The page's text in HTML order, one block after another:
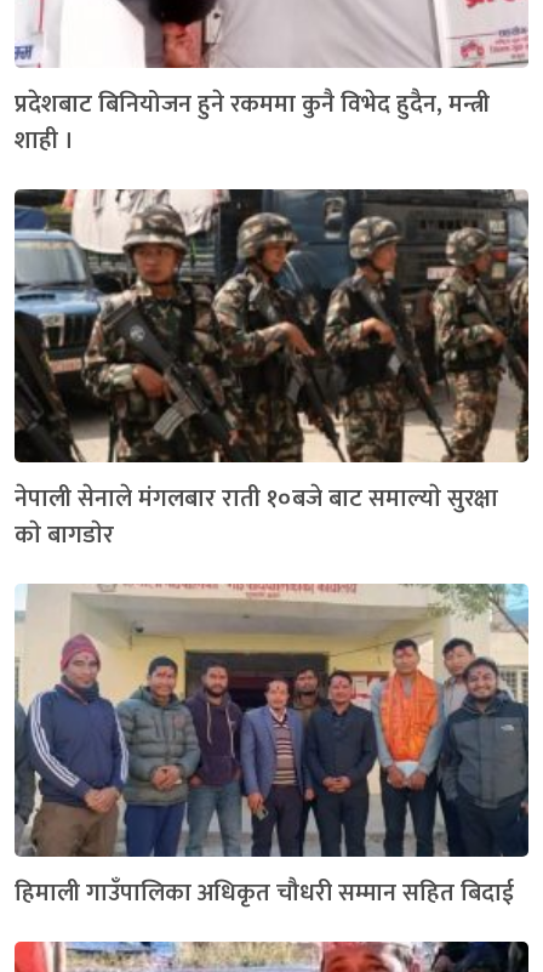
प्रदेशबाट बिनियोजन हुने रकममा कुनै विभेद हुदैन, मन्त्री
शाही ।
नेपाली सेनाले मंगलबार राती १०बजे बाट समाल्याे सुरक्षा
काे बागडाेर
हिमाली गाउँपालिका अधिकृत चौधरी सम्मान सहित बिदाई